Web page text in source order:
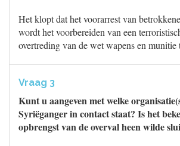
Het klopt dat het voorarrest van
wordt het voorbereiden van een
overtreding van de wet wapens en munitie
Vraag 3
Kunt u aangeven met welke
Syriëganger in contact staat? Is het
opbrengst van de overval heen wilde